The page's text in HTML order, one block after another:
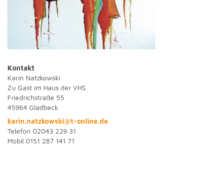
Kontakt
Karin Natzkowski
Zu Gast im Haus der VHS
Friedrichstraße 55
45964 Gladbeck
karin.natzkowski@t-online.de
Telefon 02043 229 31
Mobil 0151 287 141 71